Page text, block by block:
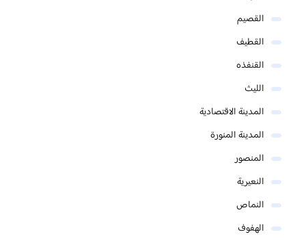
القصيم
القطيف
القنفذه
الليث
المدينة الاقتصادية
المدينة المنورة
المنصور
النعيرية
النماص
الهفوف